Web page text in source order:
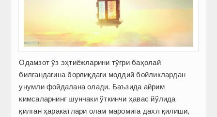
Одамзот ўз эҳтиёжларини тўғри баҳолай
билгандагина борлиқдаги моддий бойликлардан
унумли фойдалана олади. Баъзида айрим
кимсаларнинг шунчаки ўткинчи ҳавас йўлида
қилган ҳаракатлари олам маромига дахл қилиши,